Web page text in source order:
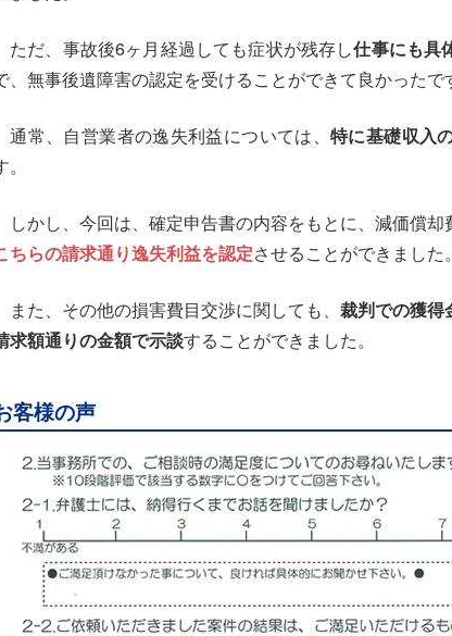
ただ、事故後6ヶ月経過しても症状が残存し仕事にも具
、無事後遺障害の認定を受けることができて良かったで
通常、自営業者の逸失利益については、特に基礎収入
しかし、今回は、確定申告書の内容をもとに、減価償却
ちらの請求通り逸失利益を認定させることができました。
また、その他の損害費目交渉に関しても、 裁判での獲得
求額通りの金額で示談することができました。
客様の声